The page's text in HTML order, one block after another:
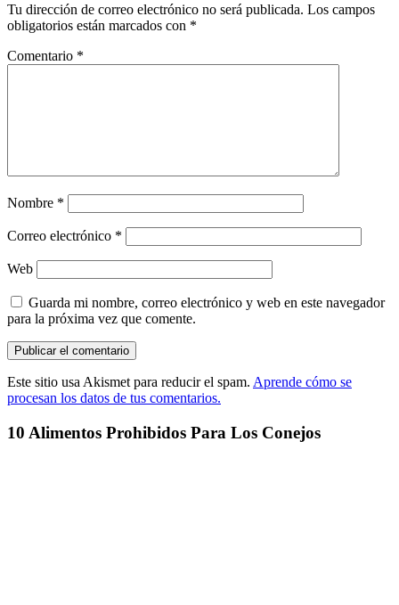
Tu dirección de correo electrónico no será publicada. Los campos
obligatorios están marcados con *
Comentario *
Nombre *
Correo electrónico *
Web
Guarda mi nombre, correo electrónico y web en este navegador
para la próxima vez que comente.
Este sitio usa Akismet para reducir el spam. Aprende cómo se
procesan los datos de tus comentarios.
10 Alimentos Prohibidos Para Los Conejos